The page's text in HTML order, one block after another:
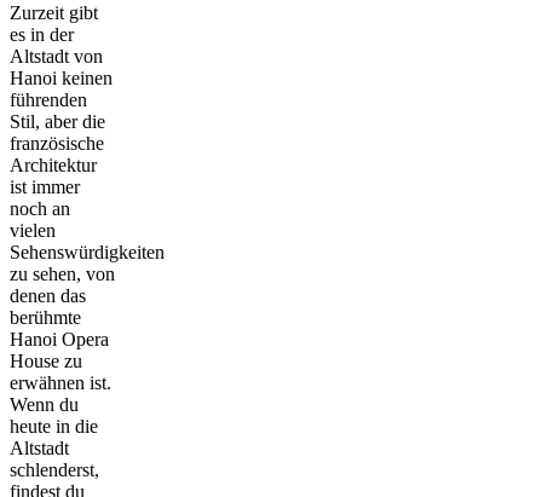
Zurzeit gibt
es in der
Altstadt von
Hanoi keinen
führenden
Stil, aber die
französische
Architektur
ist immer
noch an
vielen
Sehenswürdigkeiten
zu sehen, von
denen das
berühmte
Hanoi Opera
House zu
erwähnen ist.
Wenn du
heute in die
Altstadt
schlenderst,
findest du